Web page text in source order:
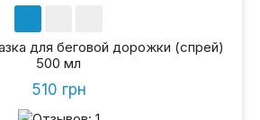
для беговой дорожки (спрей)
500 мл
510 грн